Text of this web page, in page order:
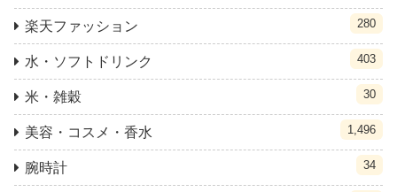
楽天ファッション 280
水・ソフトドリンク 403
米・雑穀 30
美容・コスメ・香水 1,496
腕時計 34